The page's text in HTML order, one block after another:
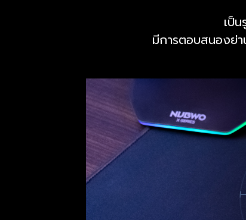
เป็
มีการตอบสนองย่า